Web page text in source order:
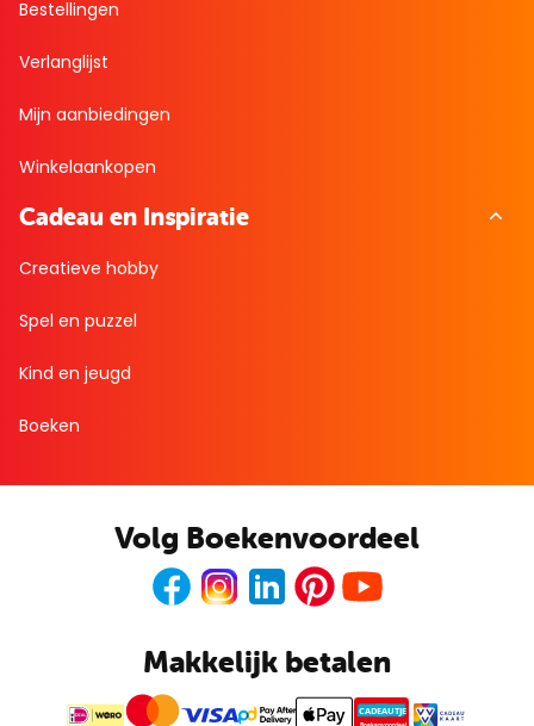
Bestellingen
Verlanglijst
Mijn aanbiedingen
Winkelaankopen
Cadeau en Inspiratie
Creatieve hobby
Spel en puzzel
Kind en jeugd
Boeken
Volg Boekenvoordeel
FacebookInstagramLinkedInPinterest
Makkelijk betalen
CADEAUTJE